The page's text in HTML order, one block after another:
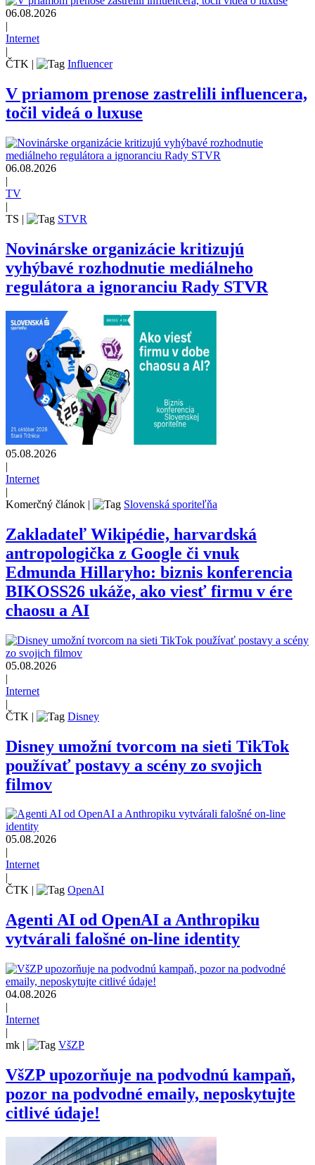
06.08.2026
|
Internet
|
ČTK | Influencer
V priamom prenose zastrelili influencera,
točil videá o luxuse
06.08.2026
|
TV
|
TS | STVR
Novinárske organizácie kritizujú
vyhýbavé rozhodnutie mediálneho
regulátora a ignoranciu Rady STVR
05.08.2026
|
Internet
|
Komerčný článok | Slovenská sporiteľňa
Zakladateľ Wikipédie, harvardská
antropologička z Google či vnuk
Edmunda Hillaryho: biznis konferencia
BIKOSS26 ukáže, ako viesť firmu v ére
chaosu a AI
05.08.2026
|
Internet
|
ČTK | Disney
Disney umožní tvorcom na sieti TikTok
používať postavy a scény zo svojich
filmov
05.08.2026
Internet
ČTK
OpenAI
Agenti AI od OpenAI a Anthropiku
vytvárali falošné on-line identity
04.08.2026
|
Internet
|
mk | VšZP
VšZP upozorňuje na podvodnú kampaň,
pozor na podvodné emaily, neposkytujte
citlivé údaje!